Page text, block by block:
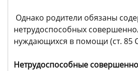
Однако родители обязаны
нетрудоспособных
нуждающихся в помощи (ст. 85
Нетрудоспособные